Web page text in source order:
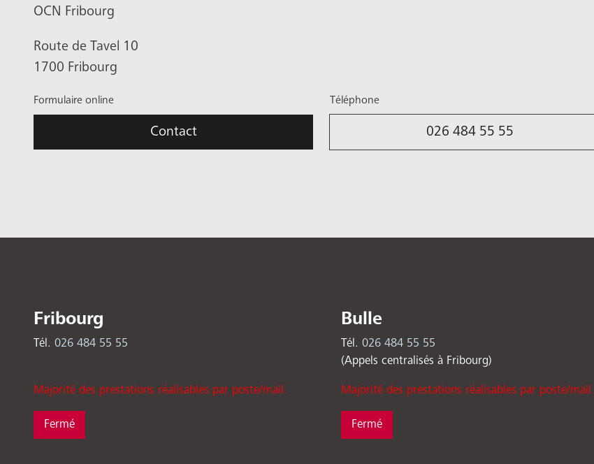
OCN Fribourg
Route de Tavel 10
1700 Fribourg
Formulaire online
Contact
Téléphone
026 484 55 55
Fribourg
Tél. 026 484 55 55
Majorité des prestations réalisables par poste/mail.
Fermé
Bulle
Tél. 026 484 55 55
(Appels centralisés à Fribourg)
Majorité des prestations réalisables par poste/mail.
Fermé